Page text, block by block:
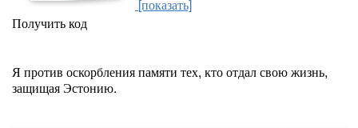
[показать]
Получить код
Я против оскорбления памяти тех, кто отдал свою жизнь,
защищая Эстонию.